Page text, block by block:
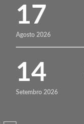
17
Agosto 2026
14
Setembro 2026